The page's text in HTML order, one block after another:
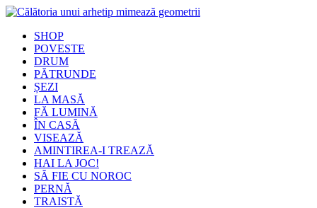
SHOP
POVESTE
DRUM
PĂTRUNDE
ȘEZI
LA MASĂ
FĂ LUMINĂ
ÎN CASĂ
VISEAZĂ
AMINTIREA-I TREAZĂ
HAI LA JOC!
SĂ FIE CU NOROC
PERNĂ
TRAISTĂ